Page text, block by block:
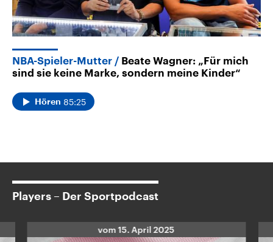
NBA-Spieler-Mutter
Beate Wagner: „Für mich
sind sie keine Marke, sondern meine Kinder“
Hören 85:25
Players – Der Sportpodcast
vom15. April 2025